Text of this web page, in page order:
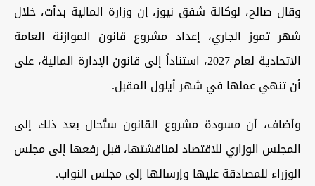
وقال صالح، لوكالة شفق نيوز، إن وزارة المالية بدأت، خلال
شهر تموز الجاري، إعداد مشروع قانون الموازنة العامة
الاتحادية لعام 2027، استناداً إلى قانون الإدارة المالية، على
أن تنهي عملها في شهر أيلول المقبل.
وأضاف، أن مسودة مشروع القانون ستُحال بعد ذلك إلى
المجلس الوزاري للاقتصاد لمناقشتها، قبل رفعها إلى مجلس
الوزراء للمصادقة عليها وإرسالها إلى مجلس النواب.